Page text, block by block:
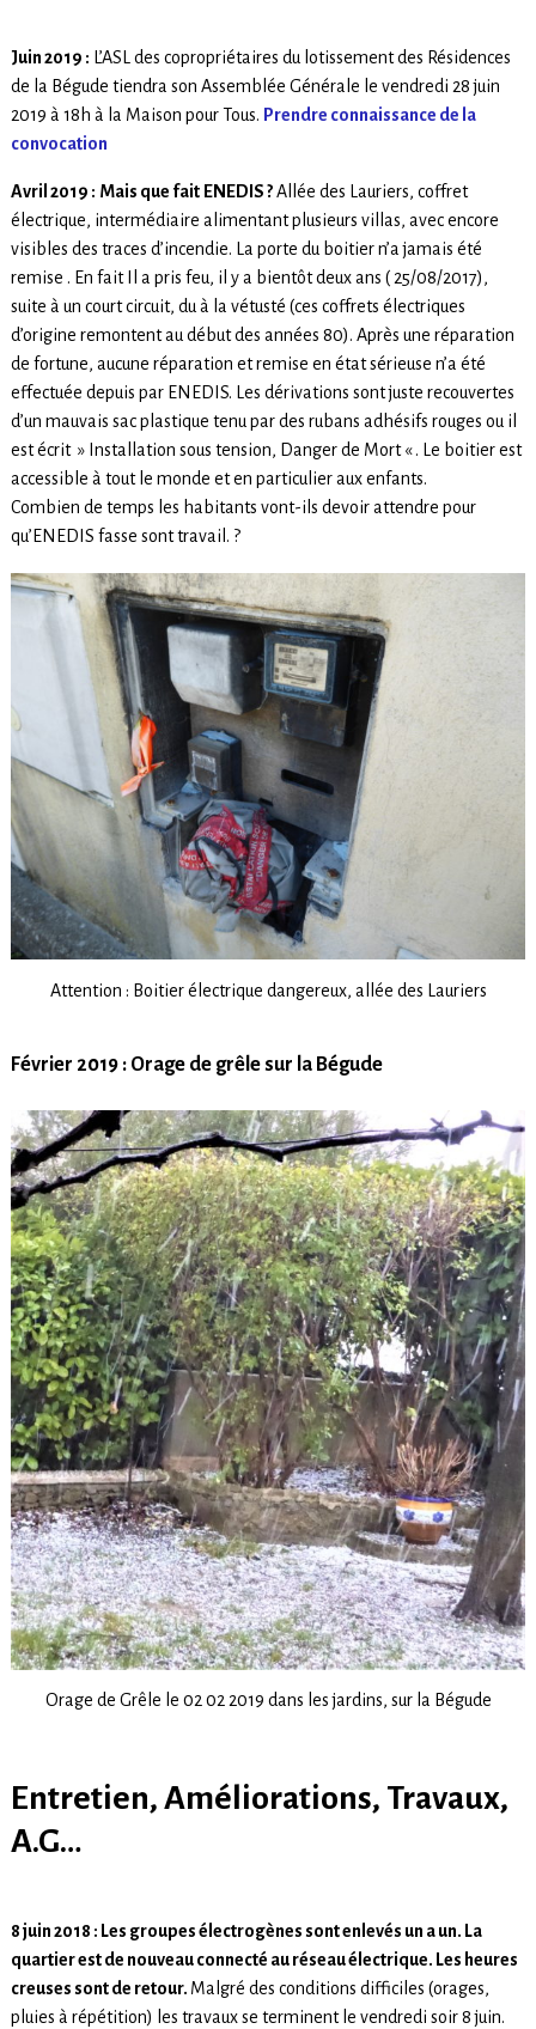
Juin 2019 : L’ASL des copropriétaires du lotissement des Résidences
de la Bégude tiendra son Assemblée Générale le vendredi 28 juin
2019 à 18h à la Maison pour Tous. Prendre connaissance de la
convocation
Avril 2019 : Mais que fait ENEDIS ?Allée des Lauriers, coffret
électrique, intermédiaire alimentant plusieurs villas, avec encore
visibles des traces d’incendie. La porte du boitier n’a jamais été
remise . En fait Il a pris feu, il y a bientôt deux ans ( 25/08/2017),
suite à un court circuit, du à la vétusté (ces coffrets électriques
d’origine remontent au début des années 80). Après une réparation
de fortune, aucune réparation et remise en état sérieuse n’a été
effectuée depuis par ENEDIS. Les dérivations sont juste recouvertes
d’un mauvais sac plastique tenu par des rubans adhésifs rouges ou il
est écrit » Installation sous tension, Danger de Mort « . Le boitier est
accessible à tout le monde et en particulier aux enfants.
Combien de temps les habitants vont-ils devoir attendre pour
qu’ENEDIS fasse sont travail. ?
Attention : Boitier électrique dangereux, allée des Lauriers
Février 2019 : Orage de grêle sur la Bégude
Orage de Grêle le 02 02 2019 dans les jardins, sur la Bégude
Entretien, Améliorations, Travaux,
A.G…
8 juin 2018 : Les groupes électrogènes sont enlevés un a un. La
quartier est de nouveau connecté au réseau électrique. Les heures
creuses sont de retour. Malgré des conditions difficiles (orages,
pluies à répétition) les travaux se terminent le vendredi soir 8 juin.